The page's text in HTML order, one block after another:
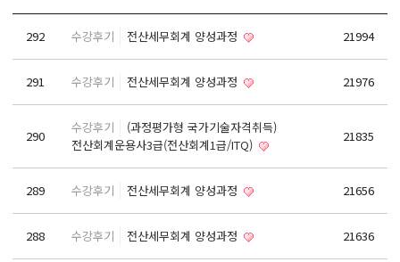
292 수강후기 전산세무회계 양성과정 21994
291 수강후기 전산세무회계 양성과정 21976
290
수강후기
(과정평가형 국가기술자격취득)
전산회계운용사3급(전산회계1급/ITQ)
21835
289 수강후기 전산세무회계 양성과정 21656
288 수강후기 전산세무회계 양성과정 21636
실업자
BIM 건축설계 및 실내건축설계(캐드(CAD),맥스(MAX),레빗(REVIT))실무자 양성과정
React, Veu 프레임워크 기반 프론트엔드 개발 양성 지원
반응형/웹퍼블리셔/프론트엔드 웹개발자(웹디자인기능사 과정평가형)
자바(Java)기반 JSP/스프링 웹개발자(정보처리산업기사)(과정평가형)
디지털컨버전스 자바(JAVA)개발자(전자정부 프레임워크/SPRING)
전산세무회계 자격취득과정[전산회계1급/전산세무2급/FAT1급/TAT2급]
컴퓨터활용능력2급(필기+실기) 및 ITQ자격증 취득(한글,엑셀,파워포인트)